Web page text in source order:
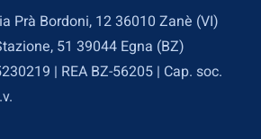
Prà Bordoni, 12 36010 Zanè (VI)
51 39044 Egna (BZ)
| REA BZ-56205 | Cap. soc.